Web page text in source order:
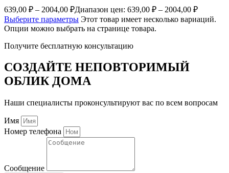
639,00 ₽ – 2004,00 ₽Диапазон цен: 639,00 ₽ – 2004,00 ₽
Выберите параметры Этот товар имеет несколько вариаций.
Опции можно выбрать на странице товара.
Получите бесплатную консультацию
СОЗДАЙТЕ НЕПОВТОРИМЫЙ
ОБЛИК ДОМА
Наши специалисты проконсультируют вас по всем вопросам
Имя
Номер телефона
Сообщение